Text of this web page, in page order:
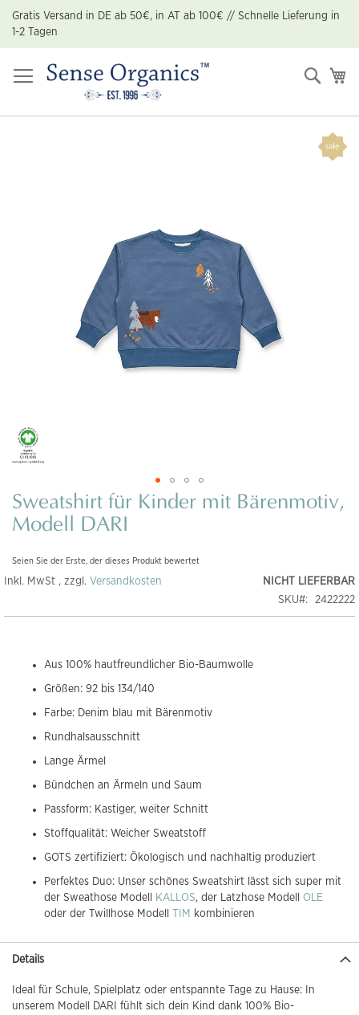
Zum
Inhalt
springen
Gratis Versand in DE ab 50€, in AT ab 100€ // Schnelle Lieferung in
1-2 Tagen
Suche
Zum
Anfang
der
springen
Sweatshirt für Kinder mit Bärenmotiv,
Modell DARI
Seien Sie der Erste, der dieses Produkt bewertet
NICHT LIEFERBAR
SKU
2422222
Inkl. MwSt , zzgl. Versandkosten
Aus 100% hautfreundlicher Bio-Baumwolle
Größen: 92 bis 134/140
Farbe: Denim blau mit Bärenmotiv
Rundhalsausschnitt
Lange Ärmel
Bündchen an Ärmeln und Saum
Passform: Kastiger, weiter Schnitt
Stoffqualität: Weicher Sweatstoff
GOTS zertifiziert: Ökologisch und nachhaltig produziert
Perfektes Duo: Unser schönes Sweatshirt lässt sich super mit
der Sweathose Modell
KALLOS, der Latzhose Modell OLE
oder der Twillhose Modell TIM kombinieren
Details
Ideal für Schule, Spielplatz oder entspannte Tage zu Hause: In
unserem Modell DARI fühlt sich dein Kind dank 100% Bio-